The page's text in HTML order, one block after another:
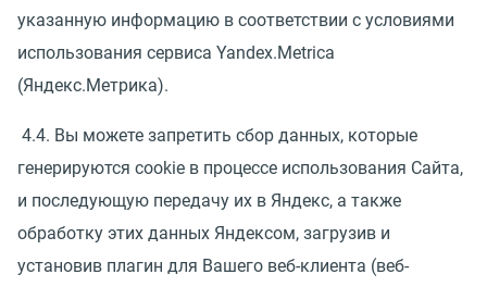
указанную информацию в соответствии с условиями
использования сервиса Yandex.Metrica
(Яндекс.Метрика).
4.4. Вы можете запретить сбор данных, которые
генерируются cookie в процессе использования Сайта,
и последующую передачу их в Яндекс, а также
обработку этих данных Яндексом, загрузив и
установив плагин для Вашего веб-клиента (веб-